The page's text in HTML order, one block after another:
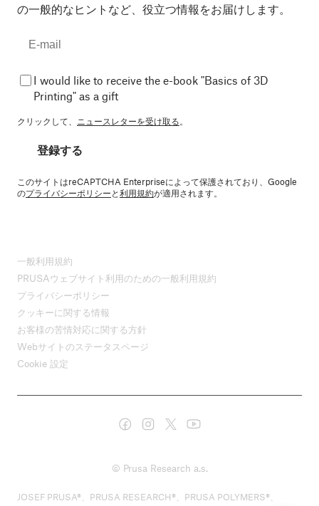
の一般的なヒントなど、役立つ情報をお届けします。
I would like to receive the e-book "Basics of 3D
Printing" as a gift
クリックして、 ニュースレターを受け取る。
登録する
このサイトはreCAPTCHA Enterpriseによって保護されており、Google
のプライバシーポリシーと利用規約が適用されます。
一般利用規約
PRUSAウェブサイト利用のための一般利用規約
プライバシーポリシー
クッキーに関する情報
お客様の苦情対応に関する方針
Webサイトのステータスページ
Cookie 設定
© Prusa Research a.s.
JOSEF PRUSA®、PRUSA RESEARCH®、PRUSA POLYMERS®、